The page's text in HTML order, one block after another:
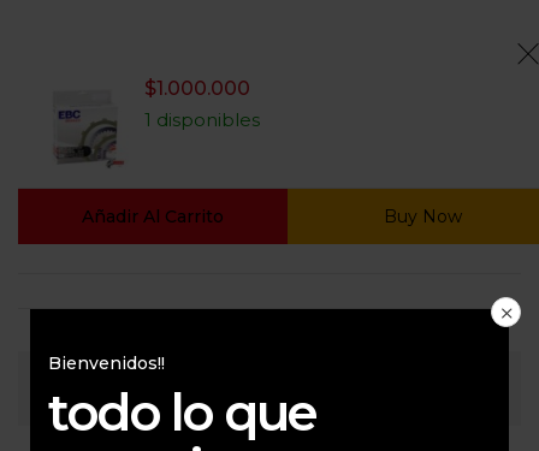
$1.000.000
1 disponibles
Añadir Al Carrito Buy Now
Bienvenidos!!
todo lo que